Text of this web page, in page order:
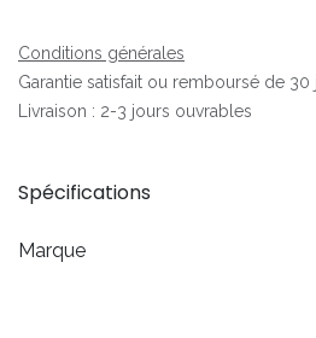
Conditions générales
Garantie satisfait ou remboursé de 30
Livraison : 2-3 jours ouvrables
Spécifications
Marque